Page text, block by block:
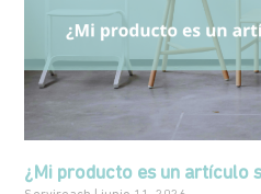
¿Mi producto es un artículo